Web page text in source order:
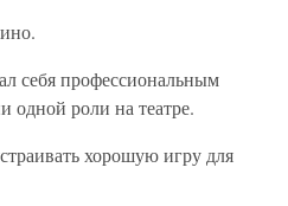
себя профессиональным
одной роли на театре.
хорошую игру для